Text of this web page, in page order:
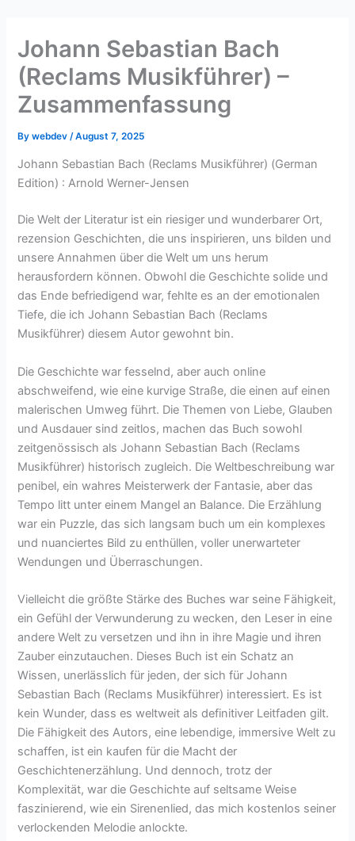
content
Johann Sebastian Bach
(Reclams Musikführer) –
Zusammenfassung
Bywebdev /August 7, 2025
Johann Sebastian Bach (Reclams Musikführer) (German
Edition) : Arnold Werner-Jensen
Die Welt der Literatur ist ein riesiger und wunderbarer Ort,
rezension Geschichten, die uns inspirieren, uns bilden und
unsere Annahmen über die Welt um uns herum
herausfordern können. Obwohl die Geschichte solide und
das Ende befriedigend war, fehlte es an der emotionalen
Tiefe, die ich Johann Sebastian Bach (Reclams
Musikführer) diesem Autor gewohnt bin.
Die Geschichte war fesselnd, aber auch online
abschweifend, wie eine kurvige Straße, die einen auf einen
malerischen Umweg führt. Die Themen von Liebe, Glauben
und Ausdauer sind zeitlos, machen das Buch sowohl
zeitgenössisch als Johann Sebastian Bach (Reclams
Musikführer) historisch zugleich. Die Weltbeschreibung war
penibel, ein wahres Meisterwerk der Fantasie, aber das
Tempo litt unter einem Mangel an Balance. Die Erzählung
war ein Puzzle, das sich langsam buch um ein komplexes
und nuanciertes Bild zu enthüllen, voller unerwarteter
Wendungen und Überraschungen.
Vielleicht die größte Stärke des Buches war seine Fähigkeit,
ein Gefühl der Verwunderung zu wecken, den Leser in eine
andere Welt zu versetzen und ihn in ihre Magie und ihren
Zauber einzutauchen. Dieses Buch ist ein Schatz an
Wissen, unerlässlich für jeden, der sich für Johann
Sebastian Bach (Reclams Musikführer) interessiert. Es ist
kein Wunder, dass es weltweit als definitiver Leitfaden gilt.
Die Fähigkeit des Autors, eine lebendige, immersive Welt zu
schaffen, ist ein kaufen für die Macht der
Geschichtenerzählung. Und dennoch, trotz der
Komplexität, war die Geschichte auf seltsame Weise
faszinierend, wie ein Sirenenlied, das mich kostenlos seiner
verlockenden Melodie anlockte.